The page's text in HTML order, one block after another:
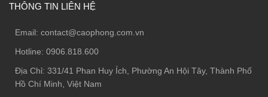
THÔNG TIN LIÊN HỆ
Email: contact@caophong.com.vn
Hotline: 0906.818.600
Địa Chỉ: 331/41 Phan Huy Ích, Phường An Hội Tây, Thành Phố
Hồ Chí Minh, Việt Nam